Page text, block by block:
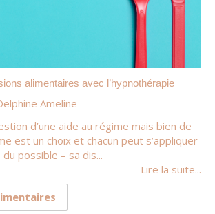
alimentaires avec l’hypnothérapie
Ameline
d’une aide au régime mais bien de
est un choix et chacun peut s’appliquer
possible – sa dis...
Lire la suite...